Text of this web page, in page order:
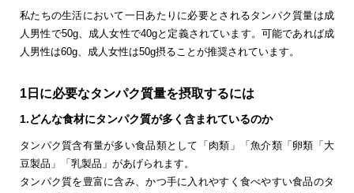
私たちの生活において一日あたりに必要とされるタンパク質量は成
人男性で50g、成人女性で40gと定義されています。可能であれば成
人男性は60g、成人女性は50g摂ることが推奨されています。
1日に必要なタンパク質量を摂取するには
1.どんな食材にタンパク質が多く含まれているのか
タンパク質含有量が多い食品類として「肉類」「魚介類「卵類「大
豆製品」「乳製品」があげられます。
タンパク質を豊富に含み、かつ手に入れやすく食べやすい食品のタ